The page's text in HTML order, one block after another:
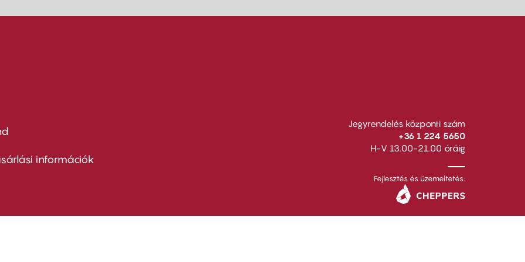
információk
Jegyrendelés központi szám
+36 1 224 5650
H-V 13.00-21.00 óráig
Fejlesztés és üzemeltetés: